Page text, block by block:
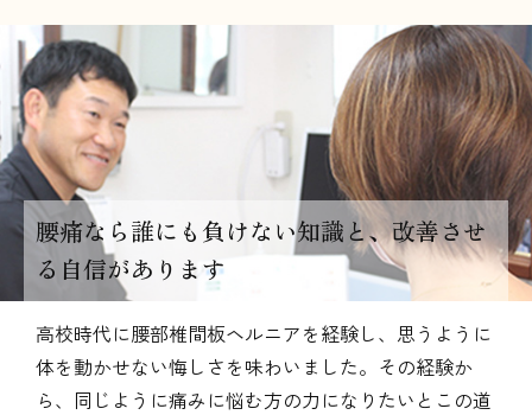
腰痛なら誰にも負けない知識と、改善させ
る自信があります
高校時代に腰部椎間板ヘルニアを経験し、思うように
体を動かせない悔しさを味わいました。その経験か
ら、同じように痛みに悩む方の力になりたいとこの道